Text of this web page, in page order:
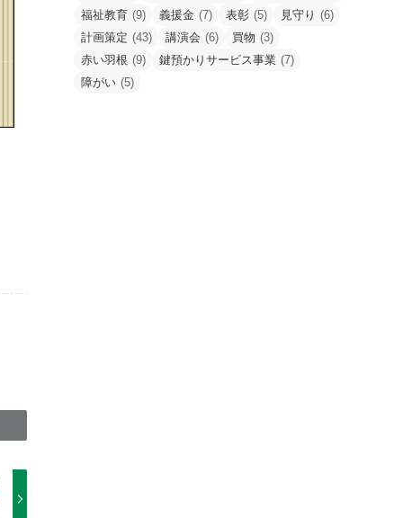
福祉教育 (9) 義援金 (7) 表彰 (5) 見守り (6)
計画策定 (43) 講演会 (6) 買物 (3)
赤い羽根 (9) 鍵預かりサービス事業 (7)
障がい (5)